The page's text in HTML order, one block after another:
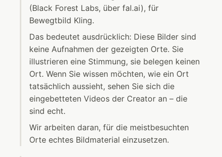
(Black Forest Labs, über fal.ai), für
Bewegtbild Kling.
Das bedeutet ausdrücklich: Diese Bilder sind
keine Aufnahmen der gezeigten Orte. Sie
illustrieren eine Stimmung, sie belegen keinen
Ort. Wenn Sie wissen möchten, wie ein Ort
tatsächlich aussieht, sehen Sie sich die
eingebetteten Videos der Creator an – die
sind echt.
Wir arbeiten daran, für die meistbesuchten
Orte echtes Bildmaterial einzusetzen.